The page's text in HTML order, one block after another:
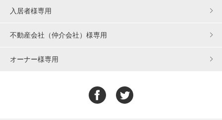
入居者様専用
不動産会社（仲介会社）様専用
オーナー様専用